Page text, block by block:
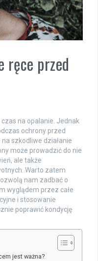
ręce przed
na opalanie. Jednak
ochrony przed
szkodliwe działanie
może prowadzić do nie
ale także
Warto zatem
nam zadbać o
wyglądem przez całe
i stosowanie
poprawić kondycję
jest ważna?